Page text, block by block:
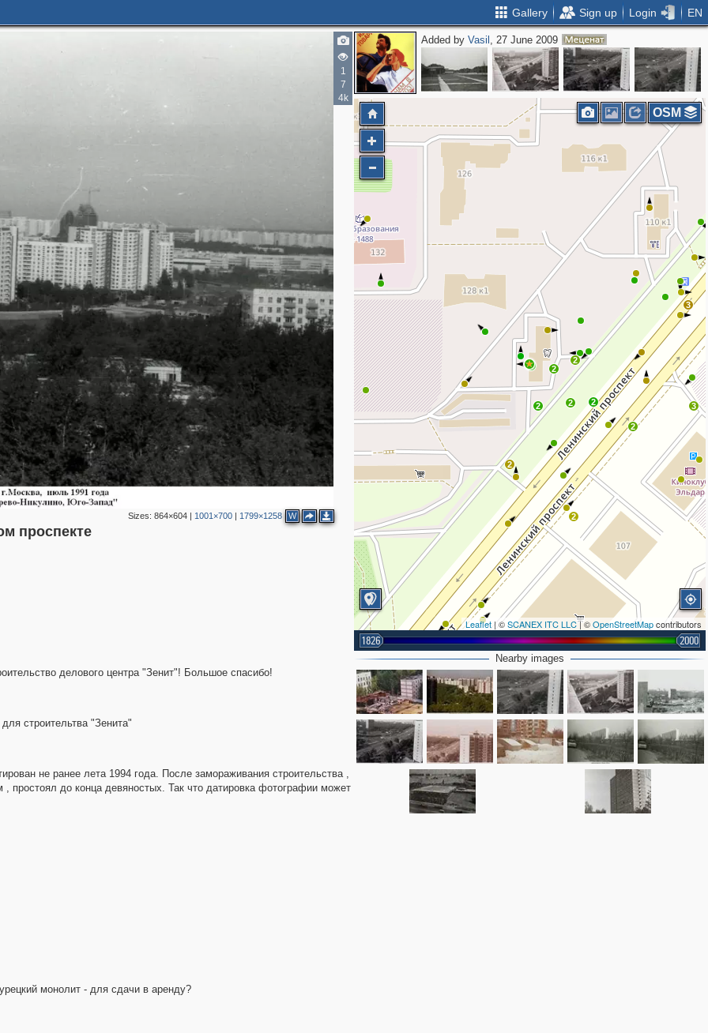
Gallery Sign up Login EN
1
7
4k
Sizes: 864×604| 1001×700| 1799×1258 W
проспекте
Added byVasil , 27 June 2009
2
2
2
2
2
2
2
8 2
2
3
3
Leaflet | ©SCANEX ITC LLC| ©OpenStreetMapcontributors
1826 2000
OSM
Nearby images
делового центра "Зенит"! Большое спасибо!
строительтва "Зенита"
не ранее лета 1994 года. После замораживания строительства ,
до конца девяностых. Так что датировка фотографии может
монолит - для сдачи в аренду?